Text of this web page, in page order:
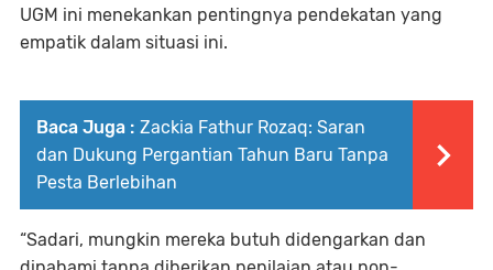
UGM ini menekankan pentingnya pendekatan yang
empatik dalam situasi ini.
Baca Juga : Zackia Fathur Rozaq: Saran
dan Dukung Pergantian Tahun Baru Tanpa
Pesta Berlebihan
“Sadari, mungkin mereka butuh didengarkan dan